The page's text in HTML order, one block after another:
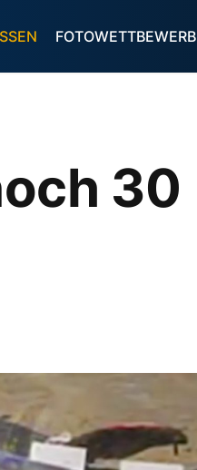
FOTOWETTBEWERB
30